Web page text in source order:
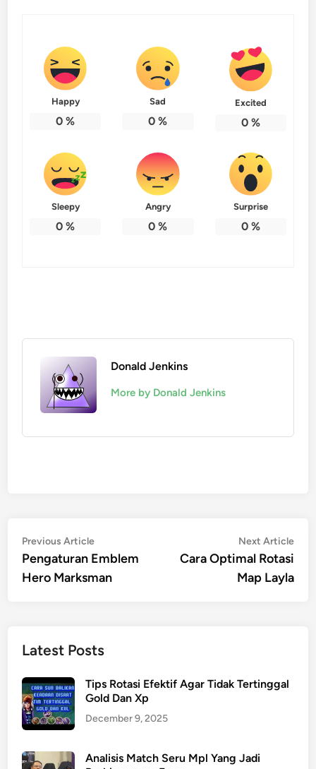
Happy
0 %
Sad
0 %
Excited
0%
Sleepy
0 %
Angry
0 %
Surprise
0%
Donald Jenkins
More by Donald Jenkins
Post
navigation
Previous ArticlePrevious
article:
Pengaturan Emblem
Hero Marksman
Next Article
Cara Optimal Rotasi
Map Layla
Latest Posts
Tips Rotasi Efektif Agar Tidak Tertinggal
Gold Dan Xp
December 9, 2025
Analisis Match Seru Mpl Yang Jadi